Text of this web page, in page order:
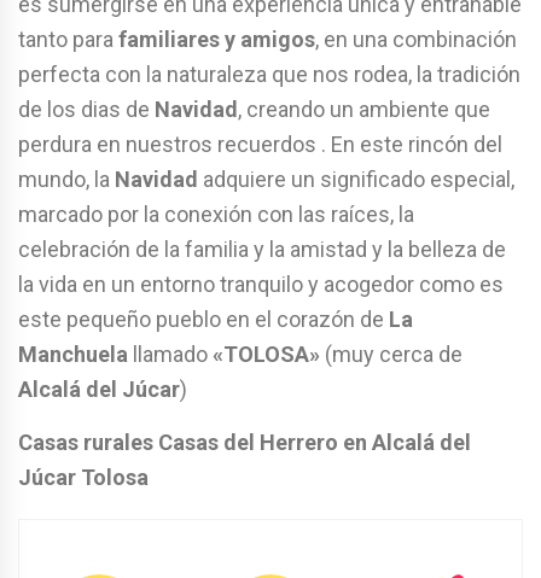
tanto parafamiliares y amigos, en una combinación
perfecta con la naturaleza que nos rodea, la tradición
de los dias de Navidad, creando un ambiente que
perdura en nuestros recuerdos . En este rincón del
mundo, la Navidad adquiere un significado especial,
marcado por la conexión con las raíces, la
celebración de la familia y la amistad y la belleza de
la vida en un entorno tranquilo y acogedor como es
este pequeño pueblo en el corazón de La
Manchuela llamado«TOLOSA» (muy cerca de
Alcalá del Júcar)
Casas rurales Casas del Herrero en Alcalá del
Júcar Tolosa